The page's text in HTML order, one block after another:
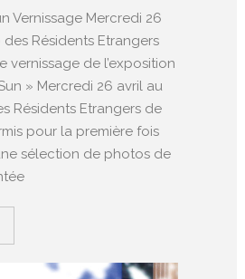
Vernissage Mercredi 26
des Résidents Etrangers
de l’exposition
» Mercredi 26 avril au
Résidents Etrangers de
pour la première fois
sélection de photos de